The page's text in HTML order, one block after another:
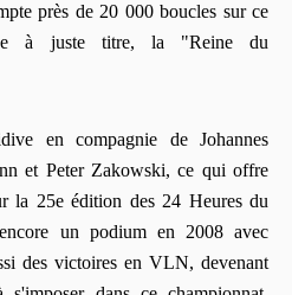
près de 20 000 boucles sur ce
à juste titre, la "Reine du
en compagnie de Johannes
et Peter Zakowski, ce qui offre
la 25e édition des 24 Heures du
un podium en 2008 avec
des victoires en VLN, devenant